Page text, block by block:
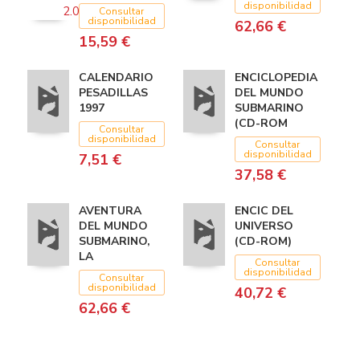
Consultar
disponibilidad
15,59 €
disponibilidad
62,66 €
CALENDARIO
PESADILLAS
1997
Consultar
disponibilidad
7,51 €
ENCICLOPEDIA
DEL MUNDO
SUBMARINO
(CD-ROM
Consultar
disponibilidad
37,58 €
AVENTURA
DEL MUNDO
SUBMARINO,
LA
Consultar
disponibilidad
62,66 €
ENCIC DEL
UNIVERSO
(CD-ROM)
Consultar
disponibilidad
40,72 €